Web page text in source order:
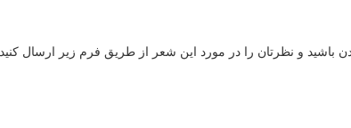
باشید و نظرتان را در مورد این شعر از طریق فرم زیر ارسال کنید.